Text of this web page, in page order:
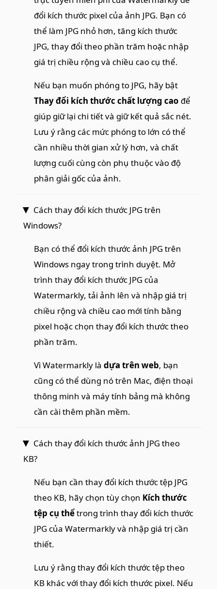
đổi kích thước pixel của ảnh JPG. Bạn có
thể làm JPG nhỏ hơn, tăng kích thước
JPG, thay đổi theo phần trăm hoặc nhập
giá trị chiều rộng và chiều cao cụ thể.
Nếu bạn muốn phóng to JPG, hãy bật
Thay đổi kích thước chất lượng cao để
giúp giữ lại chi tiết và giữ kết quả sắc nét.
Lưu ý rằng các mức phóng to lớn có thể
cần nhiều thời gian xử lý hơn, và chất
lượng cuối cùng còn phụ thuộc vào độ
phân giải gốc của ảnh.
Cách thay đổi kích thước JPG trên
Windows?
Bạn có thể đổi kích thước ảnh JPG trên
Windows ngay trong trình duyệt. Mở
trình thay đổi kích thước JPG của
Watermarkly, tải ảnh lên và nhập giá trị
chiều rộng và chiều cao mới tính bằng
pixel hoặc chọn thay đổi kích thước theo
phần trăm.
Vì Watermarkly là dựa trên web, bạn
cũng có thể dùng nó trên Mac, điện thoại
thông minh và máy tính bảng mà không
cần cài thêm phần mềm.
Cách thay đổi kích thước ảnh JPG theo
KB?
Nếu bạn cần thay đổi kích thước tệp JPG
theo KB, hãy chọn tùy chọn Kích thước
tệp cụ thểtrong trình thay đổi kích thước
JPG của Watermarkly và nhập giá trị cần
thiết.
Lưu ý rằng thay đổi kích thước tệp theo
KB khác với thay đổi kích thước pixel. Nếu